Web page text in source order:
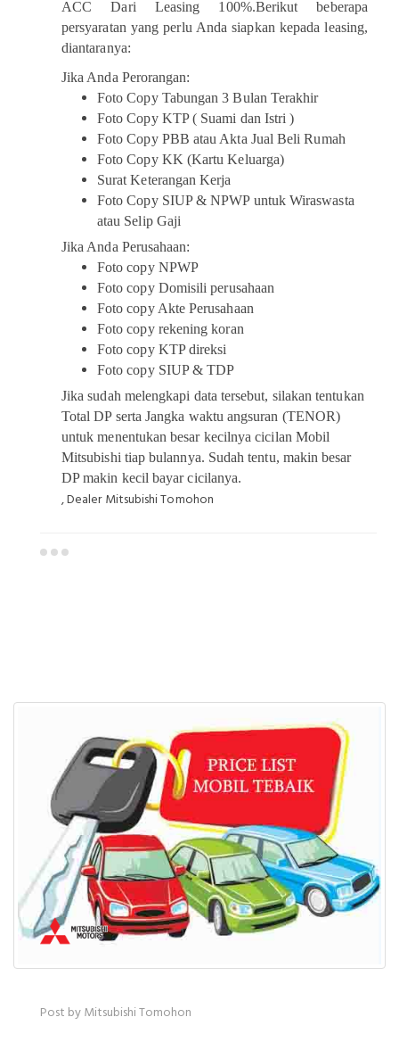
ACC Dari Leasing 100%.Berikut beberapa
persyaratan yang perlu Anda siapkan kepada leasing,
diantaranya:
Jika Anda Perorangan:
Foto Copy Tabungan 3 Bulan Terakhir
Foto Copy KTP ( Suami dan Istri )
Foto Copy PBB atau Akta Jual Beli Rumah
Foto Copy KK (Kartu Keluarga)
Surat Keterangan Kerja
Foto Copy SIUP & NPWP untuk Wiraswasta
atau Selip Gaji
Jika Anda Perusahaan:
Foto copy NPWP
Foto copy Domisili perusahaan
Foto copy Akte Perusahaan
Foto copy rekening koran
Foto copy KTP direksi
Foto copy SIUP & TDP
Jika sudah melengkapi data tersebut, silakan tentukan
Total DP serta Jangka waktu angsuran (TENOR)
untuk menentukan besar kecilnya cicilan Mobil
Mitsubishi tiap bulannya. Sudah tentu, makin besar
DP makin kecil bayar cicilanya.
, Dealer Mitsubishi Tomohon
Post by Mitsubishi Tomohon